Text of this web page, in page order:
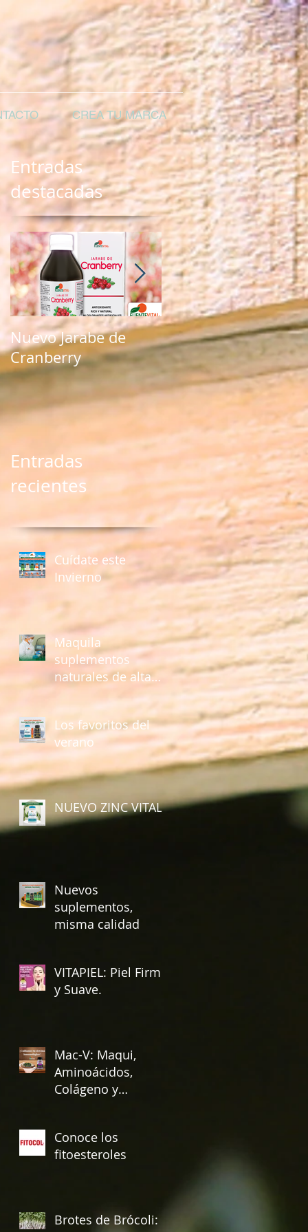
CREA TU MARCA
Entradas
destacadas
Nuevo Jarabe de
Cranberry
Nuevo producto
natural con Kale
Entradas
recientes
Cuídate este
Invierno
Maquila
suplementos
naturales de alta
calidad con Fuente
Los favoritos del
verano
NUEVO ZINC VITAL
Nuevos
suplementos,
misma calidad
VITAPIEL: Piel Firme
y Suave.
Mac-V: Maqui,
Aminoácidos,
Colágeno y
Conoce los
fitoesteroles
Brotes de Brócoli: